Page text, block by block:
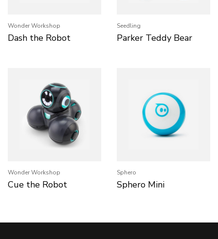
Wonder Workshop
Dash the Robot
Seedling
Parker Teddy Bear
Wonder Workshop
Cue the Robot
Sphero
Sphero Mini